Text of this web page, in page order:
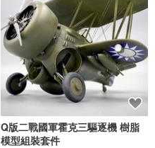
Q版二戰國軍霍克三驅逐機 樹脂
模型組裝套件